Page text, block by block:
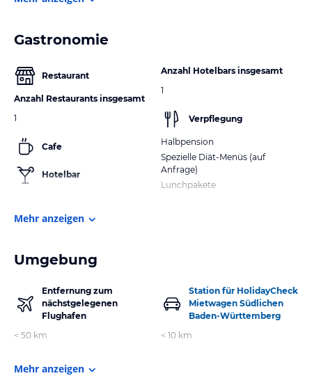
Gastronomie
Restaurant
Anzahl Restaurants insgesamt
1
Cafe
Hotelbar
Anzahl Hotelbars insgesamt
1
Verpflegung
Halbpension
Spezielle Diät-Menüs (auf
Anfrage)
Lunchpakete
Mehr anzeigen
Umgebung
Entfernung zum
nächstgelegenen
Flughafen
< 50 km
Station für HolidayCheck
Mietwagen Südlichen
Baden-Württemberg
< 10 km
Mehr anzeigen